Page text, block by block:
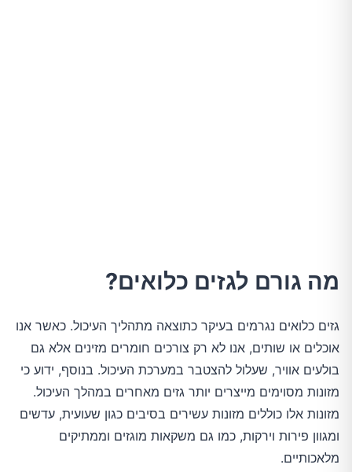
מה גורם לגזים כלואים?
גזים כלואים נגרמים בעיקר כתוצאה מתהליך העיכול. כאשר אנו
אוכלים או שותים, אנו לא רק צורכים חומרים מזינים אלא גם
בולעים אוויר, שעלול להצטבר במערכת העיכול. בנוסף, ידוע כי
מזונות מסוימים מייצרים יותר גזים מאחרים במהלך העיכול.
מזונות אלו כוללים מזונות עשירים בסיבים כגון שעועית, עדשים
ומגוון פירות וירקות, כמו גם משקאות מוגזים וממתיקים
מלאכותיים.